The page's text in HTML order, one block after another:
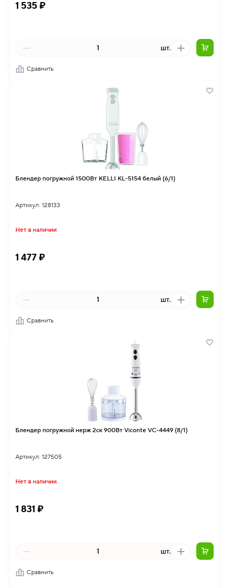
1 535 ₽
шт.
Сравнить
Блендер погружной 1500Вт KELLI KL-5154 белый (6/1)
Артикул: 128133
Нет в наличии
1 477 ₽
шт.
Сравнить
Блендер погружной нерж 2ск 900Вт Viconte VC-4449 (8/1)
Артикул: 127505
Нет в наличии
1 831 ₽
шт.
Сравнить